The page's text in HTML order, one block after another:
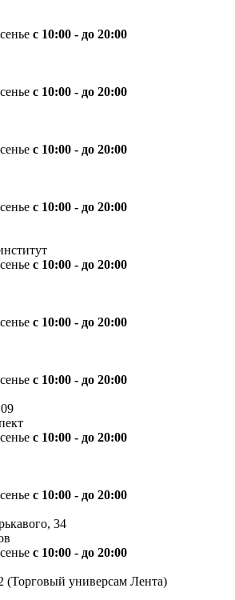
с 10:00 - до 20:00
с 10:00 - до 20:00
c 10:00 - до 20:00
с 10:00 - до 20:00
с 10:00 - до 20:00
с 10:00 - до 20:00
с 10:00 - до 20:00
с 10:00 - до 20:00
с 10:00 - до 20:00
34
с 10:00 - до 20:00
(Торговый универсам Лента)